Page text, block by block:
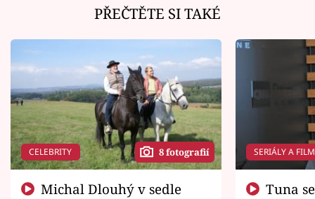
Sledujte nás
PŘEČTĚTE SI TAKÉ
CELEBRITY 8 fotografií SERIÁLY A